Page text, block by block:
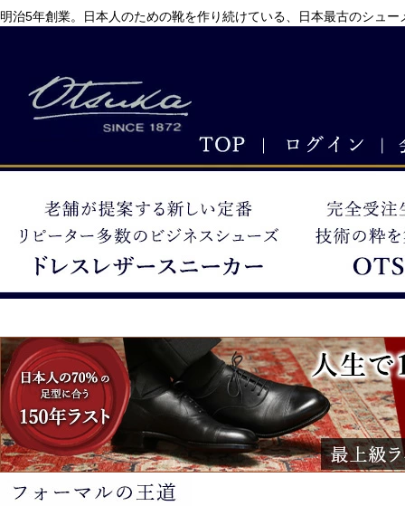
明治5年創業。日本人のための靴を作り続けている、日本最古のシュ